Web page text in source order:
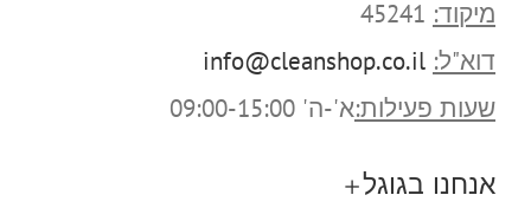
מיקוד:
דוא"ל: info@cleanshop.co.il
שעות פעילות:א'-ה' 09:00-15:00
אנחנו בגוגל+